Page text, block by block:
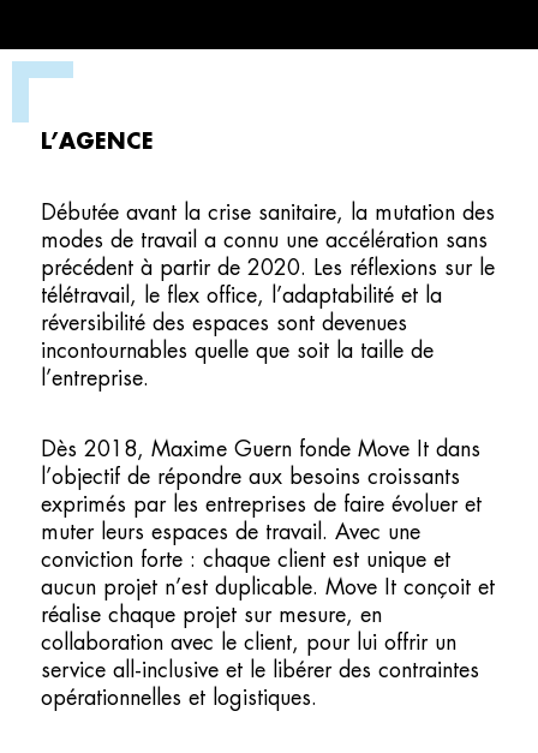
L’AGENCE
Débutée avant la crise sanitaire, la mutation des
modes de travail a connu une accélération sans
précédent à partir de 2020. Les réflexions sur le
télétravail, le flex office, l’adaptabilité et la
réversibilité des espaces sont devenues
incontournables quelle que soit la taille de
l’entreprise.
Dès 2018, Maxime Guern fonde Move It dans
l’objectif de répondre aux besoins croissants
exprimés par les entreprises de faire évoluer et
muter leurs espaces de travail. Avec une
conviction forte : chaque client est unique et
aucun projet n’est duplicable. Move It conçoit et
réalise chaque projet sur mesure, en
collaboration avec le client, pour lui offrir un
service all-inclusive et le libérer des contraintes
opérationnelles et logistiques.